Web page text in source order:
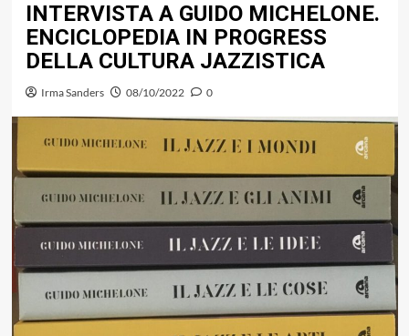
INTERVISTA A GUIDO MICHELONE.
ENCICLOPEDIA IN PROGRESS
DELLA CULTURA JAZZISTICA
Irma Sanders 08/10/2022 0